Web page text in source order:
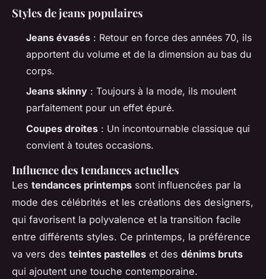
Styles de jeans populaires
Jeans évasés : Retour en force des années 70, ils
apportent du volume et de la dimension au bas du
corps.
Jeans skinny : Toujours à la mode, ils moulent
parfaitement pour un effet épuré.
Coupes droites : Un incontournable classique qui
convient à toutes occasions.
Influence des tendances actuelles
Les tendances printemps sont influencées par la
mode des célébrités et les créations des designers,
qui favorisent la polyvalence et la transition facile
entre différents styles. Ce printemps, la préférence
va vers des teintes pastelles et des dénims bruts
qui ajoutent une touche contemporaine.